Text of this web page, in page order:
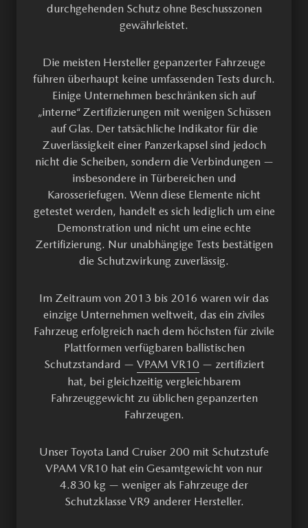
durchgehenden Schutz ohne Beschusszonen
gewährleistet.
Die meisten Hersteller gepanzerter Fahrzeuge
führen überhaupt keine umfassenden Tests durch.
Einige Unternehmen beschränken sich auf
„interne“ Zertifizierungen mit wenigen Schüssen
auf Glas. Der tatsächliche Indikator für die
Zuverlässigkeit einer Panzerkapsel sind jedoch
nicht die Scheiben, sondern die Verbindungen —
insbesondere in Türbereichen und
Karosseriefugen. Wenn diese Elemente nicht
getestet werden, handelt es sich lediglich um eine
Demonstration und nicht um eine echte
Zertifizierung. Nur unabhängige Tests bestätigen
die Schutzwirkung zuverlässig.
Im Zeitraum von 2013 bis 2016 waren wir das
einzige Unternehmen weltweit, das ein ziviles
Fahrzeug erfolgreich nach dem höchsten für zivile
Plattformen verfügbaren ballistischen
Schutzstandard — VPAM VR10 — zertifiziert
hat, bei gleichzeitig vergleichbarem
Fahrzeuggewicht zu üblichen gepanzerten
Fahrzeugen.
Unser Toyota Land Cruiser 200 mit Schutzstufe
VPAM VR10 hat ein Gesamtgewicht von nur
4.830 kg — weniger als Fahrzeuge der
Schutzklasse VR9 anderer Hersteller.